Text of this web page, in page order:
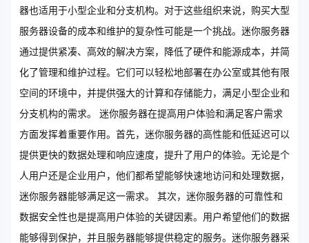
器也适用于小型企业和分支机构。对于这些组织来说，购买大型
服务器设备的成本和维护的复杂性可能是一个挑战。迷你服务器
通过提供紧凑、高效的解决方案，降低了硬件和能源成本，并简
化了管理和维护过程。它们可以轻松地部署在办公室或其他有限
空间的环境中，并提供强大的计算和存储能力，满足小型企业和
分支机构的需求。 迷你服务器在提高用户体验和满足客户需求
方面发挥着重要作用。首先，迷你服务器的高性能和低延迟可以
提供更快的数据处理和响应速度，提升了用户的体验。无论是个
人用户还是企业用户，他们都希望能够快速地访问和处理数据，
迷你服务器能够满足这一需求。 其次，迷你服务器的可靠性和
数据安全性也是提高用户体验的关键因素。用户希望他们的数据
能够得到保护，并且服务器能够提供稳定的服务。迷你服务器采